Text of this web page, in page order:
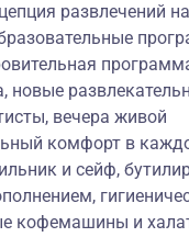
развлечений
новые
вечера живой
комфорт в
и сейф,
кофемашины и